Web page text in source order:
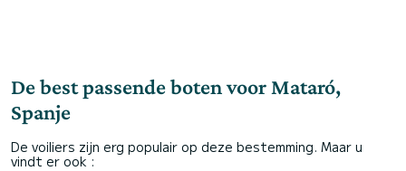
De best passende boten voor Mataró,
Spanje
De voiliers zijn erg populair op deze bestemming. Maar u
vindt er ook :